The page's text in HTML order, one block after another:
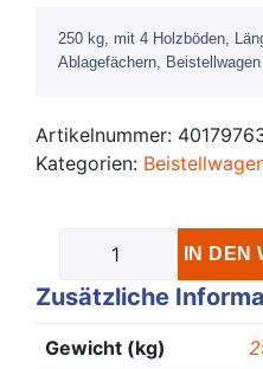
250 kg, mit 4 Holzböden,
Ablagefächern,
Artikelnummer:
Kategorien:
IN DEN
Zusätzliche
Gewicht (kg)